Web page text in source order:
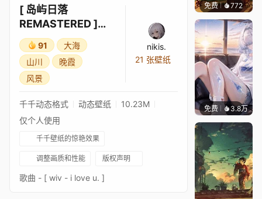
[ 岛屿日落
REMASTERED ]
[4k ]
91
大海
山川
晚霞
风景
nikis.
21 张壁纸
千千动态格式 动态壁纸
10.23M
仅个人使用
千千壁纸的惊艳效果
调整画质和性能 版权声明
歌曲 - [ wiv - i love u. ]
免费 772鲨鲨啊
免费 3.8万豆子